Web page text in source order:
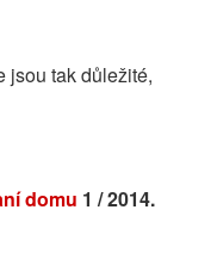
jsou tak důležité,
domu 1 / 2014.